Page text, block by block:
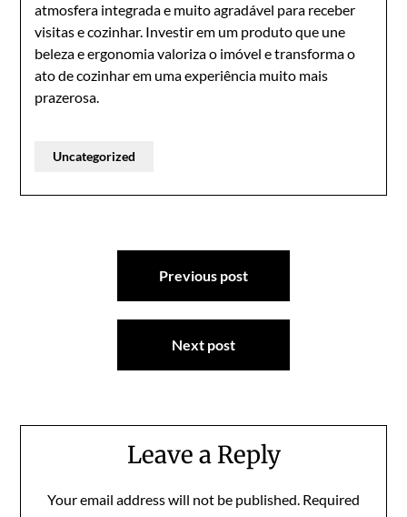
atmosfera integrada e muito agradável para receber
visitas e cozinhar. Investir em um produto que une
beleza e ergonomia valoriza o imóvel e transforma o
ato de cozinhar em uma experiência muito mais
prazerosa.
Uncategorized
Previous post
Next post
Leave a Reply
Your email address will not be published. Required